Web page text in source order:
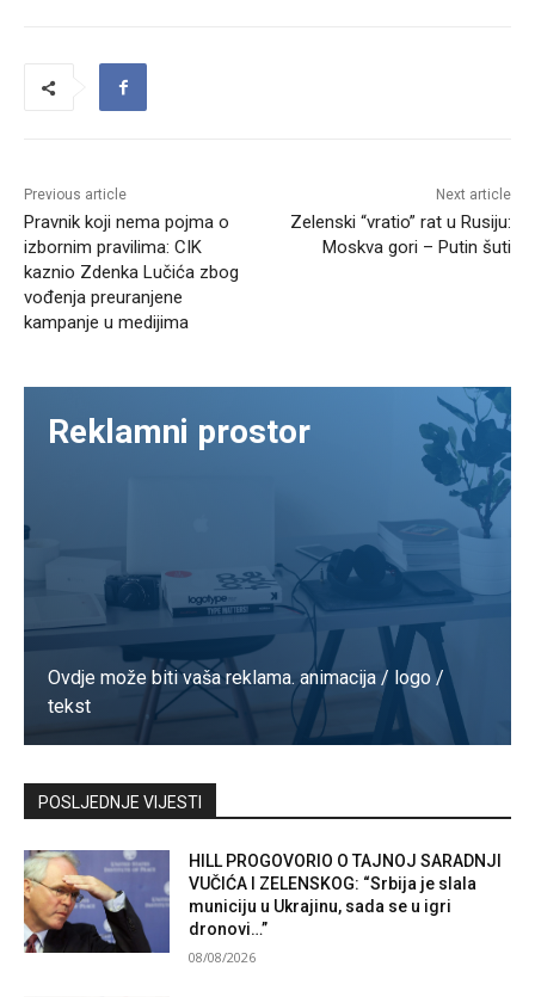
Previous article
Pravnik koji nema pojma o
izbornim pravilima: CIK
kaznio Zdenka Lučića zbog
vođenja preuranjene
kampanje u medijima
Next article
Zelenski “vratio” rat u Rusiju:
Moskva gori – Putin šuti
Reklamni prostor
Ovdje može biti vaša reklama. animacija / logo /
tekst
Kontaktirajte nas
POSLJEDNJE VIJESTI
HILL PROGOVORIO O TAJNOJ SARADNJI
VUČIĆA I ZELENSKOG: “Srbija je slala
municiju u Ukrajinu, sada se u igri
dronovi…”
08/08/2026